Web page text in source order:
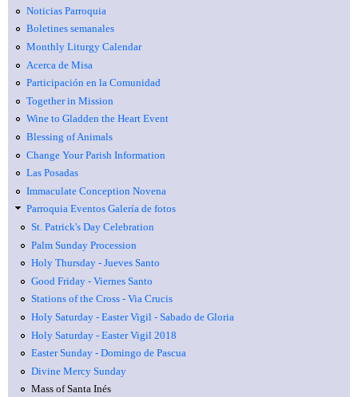
Noticias Parroquia
Boletines semanales
Monthly Liturgy Calendar
Acerca de Misa
Participación en la Comunidad
Together in Mission
Wine to Gladden the Heart Event
Blessing of Animals
Change Your Parish Information
Las Posadas
Immaculate Conception Novena
Parroquia Eventos Galería de fotos
St. Patrick's Day Celebration
Palm Sunday Procession
Holy Thursday - Jueves Santo
Good Friday - Viernes Santo
Stations of the Cross - Via Crucis
Holy Saturday - Easter Vigil - Sabado de Gloria
Holy Saturday - Easter Vigil 2018
Easter Sunday - Domingo de Pascua
Divine Mercy Sunday
Mass of Santa Inés